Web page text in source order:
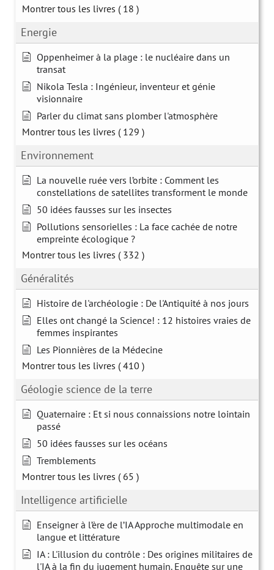
Montrer tous les livres ( 18 )
Energie
Oppenheimer à la plage : le nucléaire dans un
transat
Nikola Tesla : Ingénieur, inventeur et génie
visionnaire
Parler du climat sans plomber l'atmosphère
Montrer tous les livres ( 129 )
Environnement
La nouvelle ruée vers l’orbite : Comment les
constellations de satellites transforment le monde
50 idées fausses sur les insectes
Pollutions sensorielles : La face cachée de notre
empreinte écologique ?
Montrer tous les livres ( 332 )
Généralités
Histoire de l'archéologie : De l'Antiquité à nos jours
Elles ont changé la Science! : 12 histoires vraies de
femmes inspirantes
Les Pionnières de la Médecine
Montrer tous les livres ( 410 )
Géologie science de la terre
Quaternaire : Et si nous connaissions notre lointain
passé
50 idées fausses sur les océans
Tremblements
Montrer tous les livres ( 65 )
Intelligence artificielle
Enseigner à l’ère de l’IA Approche multimodale en
langue et littérature
IA : L'illusion du contrôle : Des origines militaires de
l'IA à la fin du jugement humain. Enquête sur une